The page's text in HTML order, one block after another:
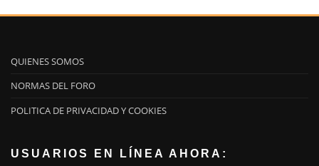
QUIENES SOMOS
NORMAS DEL FORO
POLITICA DE PRIVACIDAD Y COOKIES
USUARIOS EN LÍNEA AHORA: